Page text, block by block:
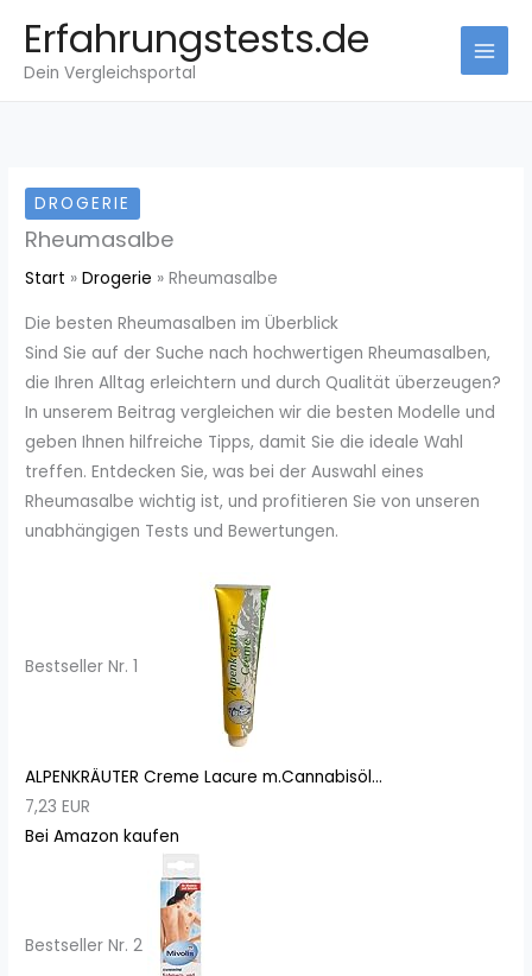
Inhalt
springen
Erfahrungstests.de
Dein Vergleichsportal
DROGERIE
Rheumasalbe
Start Drogerie Rheumasalbe
Die besten Rheumasalben im Überblick
Sind Sie auf der Suche nach hochwertigen Rheumasalben,
die Ihren Alltag erleichtern und durch Qualität überzeugen?
In unserem Beitrag vergleichen wir die besten Modelle und
geben Ihnen hilfreiche Tipps, damit Sie die ideale Wahl
treffen. Entdecken Sie, was bei der Auswahl eines
Rheumasalbe wichtig ist, und profitieren Sie von unseren
unabhängigen Tests und Bewertungen.
Bestseller Nr. 1
ALPENKRÄUTER Creme Lacure m.Cannabisöl...
7,23 EUR
Bei Amazon kaufen
Bestseller Nr. 2